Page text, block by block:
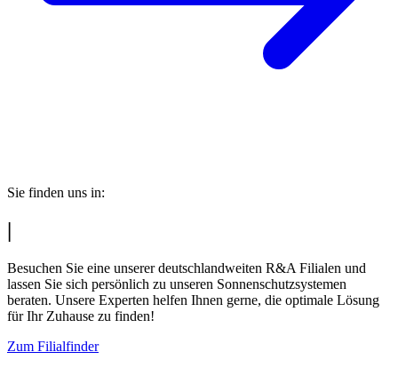
Sie finden uns in:
|
Besuchen Sie eine unserer deutschlandweiten R&A Filialen und
lassen Sie sich persönlich zu unseren Sonnenschutzsystemen
beraten. Unsere Experten helfen Ihnen gerne, die optimale Lösung
für Ihr Zuhause zu finden!
Zum Filialfinder